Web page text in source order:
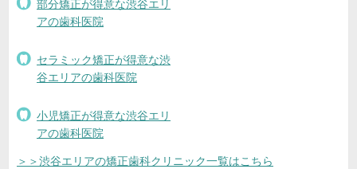
部分矯正が得意な渋谷エリ
アの歯科医院
セラミック矯正が得意な渋
谷エリアの歯科医院
小児矯正が得意な渋谷エリ
アの歯科医院
＞＞渋谷エリアの矯正歯科クリニック一覧はこちら